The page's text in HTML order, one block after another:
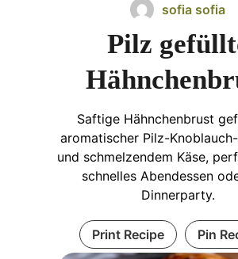
sofia sofia
Pilz
Saftige Hähnchenbrust
aromatischer Pilz-
und schmelzendem Käse,
schnelles Abendessen
Dinnerparty.
Print Recipe Pin